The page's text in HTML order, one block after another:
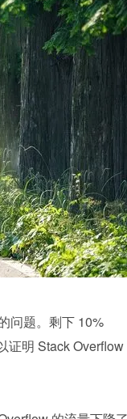
问题。剩下 10%
证明 Stack Overflow